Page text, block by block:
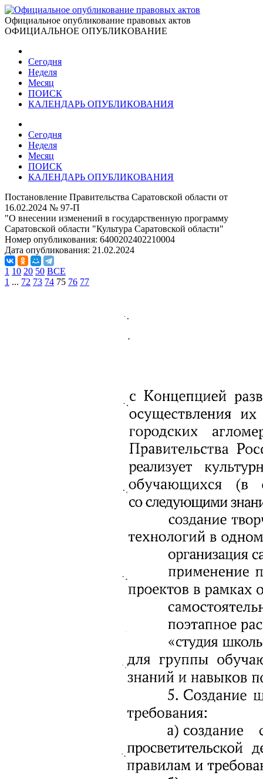
Официальное опубликование правовых актов
ОФИЦИАЛЬНОЕ ОПУБЛИКОВАНИЕ
Сегодня
Неделя
Месяц
ПОИСК
КАЛЕНДАРЬ ОПУБЛИКОВАНИЯ
Сегодня
Неделя
Месяц
ПОИСК
КАЛЕНДАРЬ ОПУБЛИКОВАНИЯ
Постановление Правительства Саратовской области от
16.02.2024 № 97-П
"О внесении изменений в государственную программу
Саратовской области "Культура Саратовской области"
Номер опубликования: 6400202402210004
Дата опубликования: 21.02.2024
1 10 20 50 ВСЕ
1 ... 72 73 74 75 76 77